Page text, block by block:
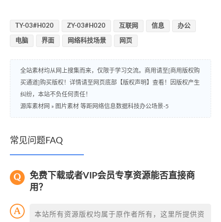
TY-03#H020 ZY-03#H020 互联网 信息 办公
电脑 界面 网络科技场景 网页
全站素材均从网上搜集而来，仅限于学习交流。商用请至[商用版权购
买通道]购买版权！详情请至网页底部【版权声明】查看！因版权产生
纠纷，本站不负任何责任！
源库素材网 » 图片素材 等距网络信息数据科技办公场景-5
常见问题FAQ
免费下载或者VIP会员专享资源能否直接商
用？
本站所有资源版权均属于原作者所有，这里所提供资